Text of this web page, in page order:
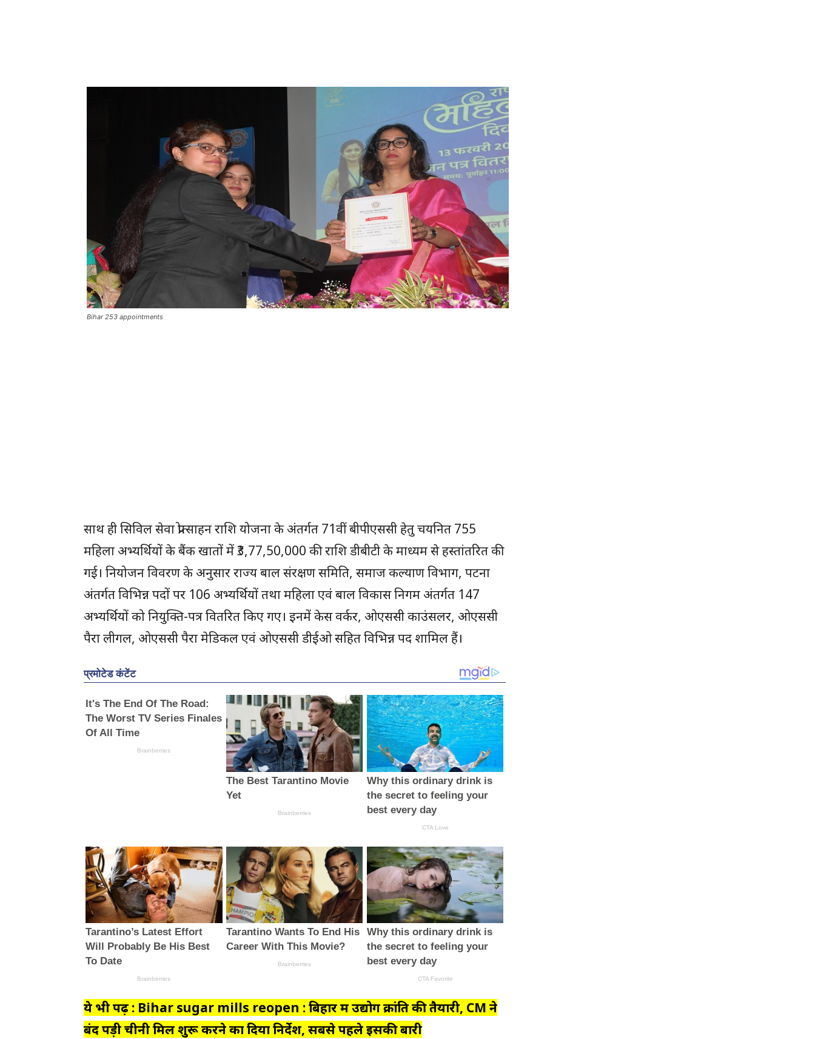
Bihar 253 appointments
साथ ही सिविल सेवा प्रोत्साहन राशि योजना के अंतर्गत 71वीं बीपीएससी हेतु चयनित 755
महिला अभ्यर्थियों के बैंक खातों में ₹3,77,50,000 की राशि डीबीटी के माध्यम से हस्तांतरित की
गई। नियोजन विवरण के अनुसार राज्य बाल संरक्षण समिति, समाज कल्याण विभाग, पटना
अंतर्गत विभिन्न पदों पर 106 अभ्यर्थियों तथा महिला एवं बाल विकास निगम अंतर्गत 147
अभ्यर्थियों को नियुक्ति-पत्र वितरित किए गए। इनमें केस वर्कर, ओएससी काउंसलर, ओएससी
पैरा लीगल, ओएससी पैरा मेडिकल एवं ओएससी डीईओ सहित विभिन्न पद शामिल हैं।
ये भी पढ़ें : Bihar sugar mills reopen : बिहार में उद्योग क्रांति की तैयारी, CM ने
बंद पड़ी चीनी मिलें शुरू करने का दिया निर्देश, सबसे पहले इसकी बारी